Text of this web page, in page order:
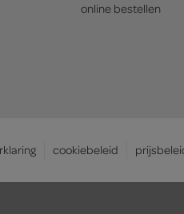
online bestellen
cookiebeleid